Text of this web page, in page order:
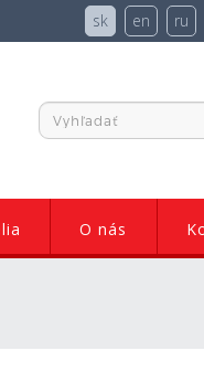
sk en ru
O nás